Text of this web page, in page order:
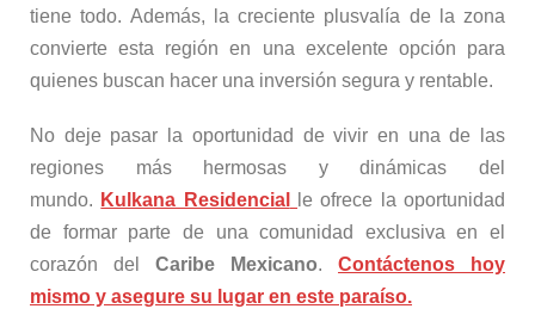
tiene todo. Además, la creciente plusvalía de la zona
convierte esta región en una excelente opción para
quienes buscan hacer una inversión segura y rentable.
No deje pasar la oportunidad de vivir en una de las
regiones más hermosas y dinámicas del
mundo. Kulkana Residencial
le ofrece la oportunidad
de formar parte de una comunidad exclusiva en el
corazón del Caribe Mexicano. Contáctenos hoy
mismo y asegure su lugar en este paraíso.